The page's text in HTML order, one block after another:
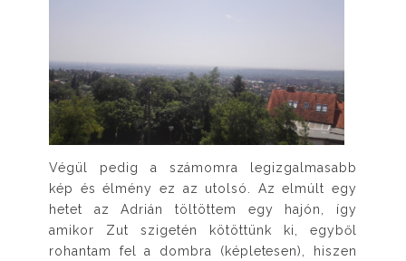
Végül pedig a számomra legizgalmasabb
kép és élmény ez az utolsó. Az elmúlt egy
hetet az Adrián töltöttem egy hajón, így
amikor Zut szigetén kötöttünk ki, egyből
rohantam fel a dombra (képletesen), hiszen